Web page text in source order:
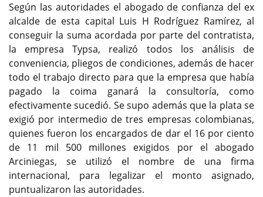
Según las autoridades el abogado de confianza del ex
alcalde de esta capital Luis H Rodríguez Ramírez, al
conseguir la suma acordada por parte del contratista,
la empresa Typsa, realizó todos los análisis de
conveniencia, pliegos de condiciones, además de hacer
todo el trabajo directo para que la empresa que había
pagado la coima ganará la consultoría, como
efectivamente sucedió. Se supo además que la plata se
exigió por intermedio de tres empresas colombianas,
quienes fueron los encargados de dar el 16 por ciento
de 11 mil 500 millones exigidos por el abogado
Arciniegas, se utilizó el nombre de una firma
internacional, para legalizar el monto asignado,
puntualizaron las autoridades.